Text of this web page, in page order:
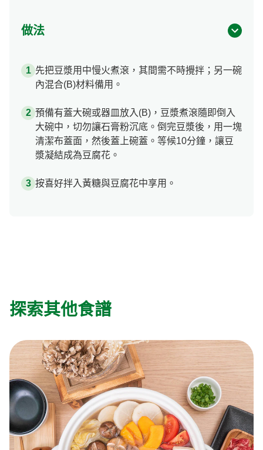
做法
先把豆漿用中慢火煮滾，其間需不時攪拌；另一碗
內混合(B)材料備用。
預備有蓋大碗或器皿放入(B)，豆漿煮滾隨即倒入
大碗中，切勿讓石膏粉沉底。倒完豆漿後，用一塊
清潔布蓋面，然後蓋上碗蓋。等候10分鐘，讓豆
漿凝結成為豆腐花。
按喜好拌入黃糖與豆腐花中享用。
探索其他食譜